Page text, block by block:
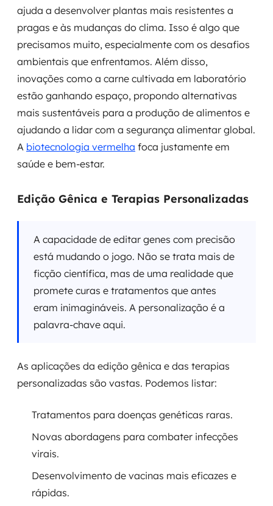
ajuda a desenvolver plantas mais resistentes a
pragas e às mudanças do clima. Isso é algo que
precisamos muito, especialmente com os desafios
ambientais que enfrentamos. Além disso,
inovações como a carne cultivada em laboratório
estão ganhando espaço, propondo alternativas
mais sustentáveis para a produção de alimentos e
ajudando a lidar com a segurança alimentar global.
A biotecnologia vermelha foca justamente em
saúde e bem-estar.
Edição Gênica e Terapias Personalizadas
A capacidade de editar genes com precisão
está mudando o jogo. Não se trata mais de
ficção científica, mas de uma realidade que
promete curas e tratamentos que antes
eram inimagináveis. A personalização é a
palavra-chave aqui.
As aplicações da edição gênica e das terapias
personalizadas são vastas. Podemos listar:
Tratamentos para doenças genéticas raras.
Novas abordagens para combater infecções
virais.
Desenvolvimento de vacinas mais eficazes e
rápidas.